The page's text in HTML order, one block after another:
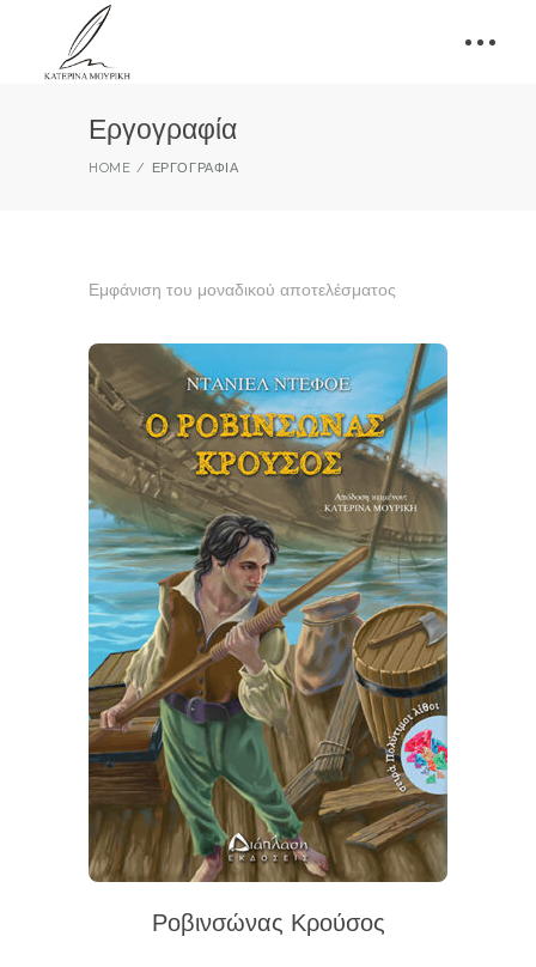
Εργογραφία
HOME ΕΡΓΟΓΡΑΦΊΑ
Εμφάνιση του μοναδικού αποτελέσματος
Ροβινσώνας Κρούσος